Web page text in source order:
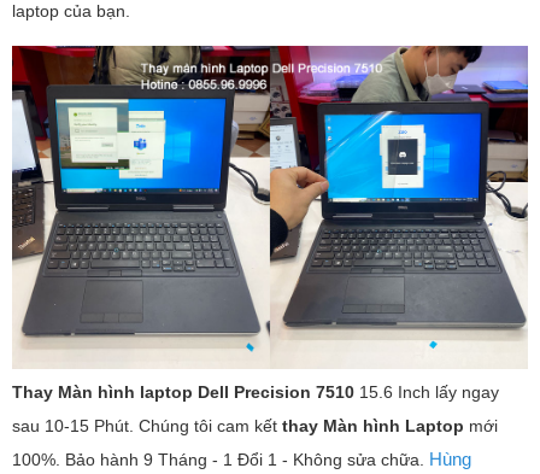
laptop của bạn.
Thay Màn hình laptop Dell Precision 7510 15.6 Inch lấy ngay
sau 10-15 Phút. Chúng tôi cam kết thay Màn hình Laptop mới
100%. Bảo hành 9 Tháng - 1 Đổi 1 - Không sửa chữa. Hùng